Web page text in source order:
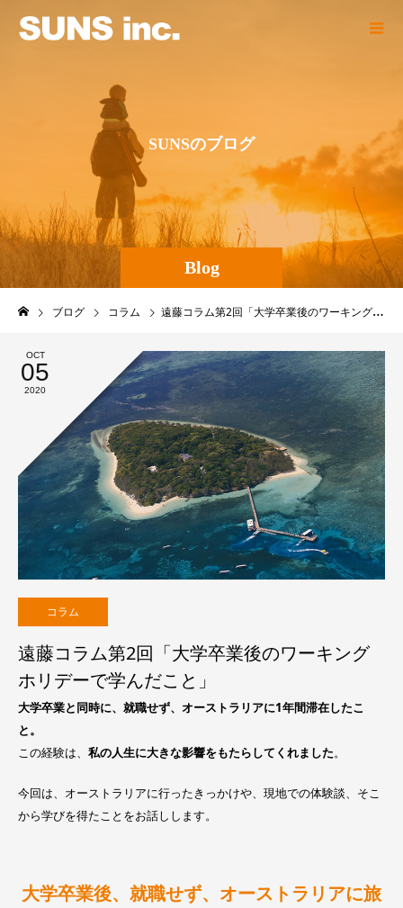
Blog
SUNSのブログ
ブログ コラム 遠藤コラム第2回「大学卒業後のワーキングホリデーで学んだこと」
OCT
05
2020
コラム
遠藤コラム第2回「大学卒業後のワーキング
ホリデーで学んだこと」
大学卒業と同時に、就職せず、オーストラリアに1年間滞在したこ
と。
この経験は、 私の人生に大きな影響をもたらしてくれました。
今回は、オーストラリアに行ったきっかけや、現地での体験談、そこ
から学びを得たことをお話しします。
大学卒業後、就職せず、オーストラリアに旅